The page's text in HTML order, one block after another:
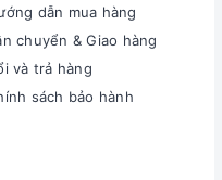
dẫn mua hàng
chuyển & Giao hàng
và trả hàng
sách bảo hành